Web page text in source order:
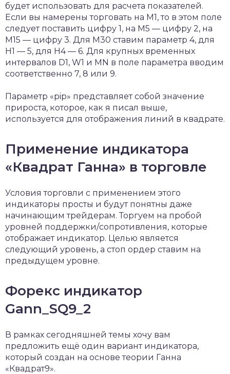
будет использовать для расчета показателей.
Если вы намерены торговать на М1, то в этом поле
следует поставить цифру 1, на М5 — цифру 2, на
М15 — цифру 3. Для М30 ставим параметр 4, для
H1 — 5, для H4 — 6. Для крупных временных
интервалов D1, W1 и MN в поле параметра вводим
соответственно 7, 8 или 9.
Параметр «pip» представляет собой значение
прироста, которое, как я писал выше,
используется для отображения линий в квадрате.
Применение индикатора
«Квадрат Ганна» в торговле
Условия торговли с применением этого
индикаторы просты и будут понятны даже
начинающим трейдерам. Торгуем на пробой
уровней поддержки/сопротивления, которые
отображает индикатор. Целью является
следующий уровень, а стоп ордер ставим на
предыдущем уровне.
Форекс индикатор
Gann_SQ9_2
В рамках сегодняшней темы хочу вам
предложить ещё один вариант индикатора,
который создан на основе теории Ганна
«Квадрат9».